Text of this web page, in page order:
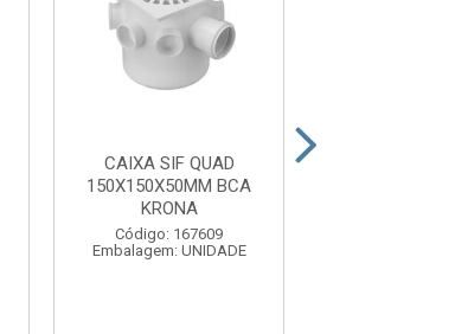
CAIXA SIF QUAD
150X150X50MM BCA
KRONA
Código: 167609
Embalagem: UNIDADE